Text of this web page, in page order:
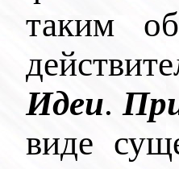
таким
Идеи.
виде